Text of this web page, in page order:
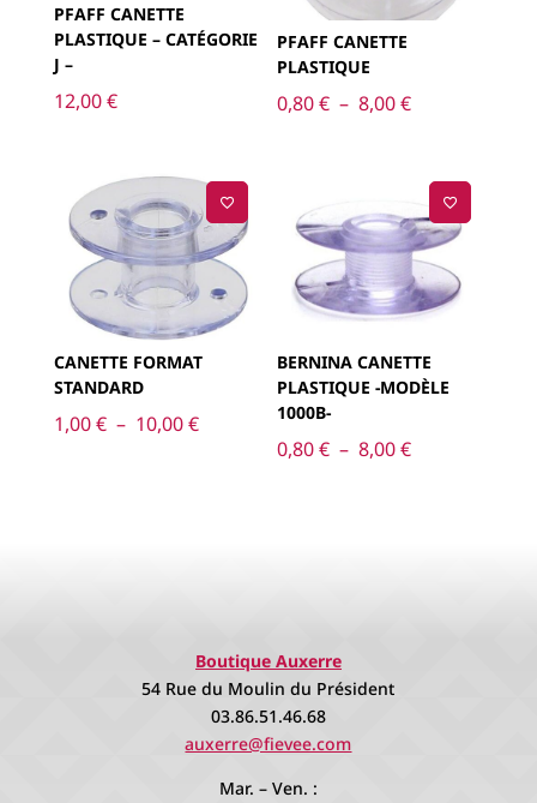
PFAFF CANETTE
PLASTIQUE – CATÉGORIE
J –
12,00€
PFAFF CANETTE
PLASTIQUE
0,80€ – 8,00€Plage
0,80 €
à
8,00 €
CANETTE FORMAT
STANDARD
1,00€ – 10,00€Plage
BERNINA CANETTE
PLASTIQUE -MODÈLE
1000B-
0,80€ – 8,00€Plage
Boutique Auxerre
54 Rue du Moulin du Président
03.86.51.46.68
auxerre@fievee.com
Mar. – Ven. :